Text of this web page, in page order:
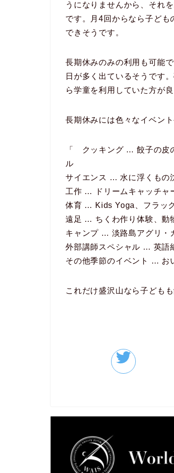
うになりませんから、それ
です。月4回からなら子ど
できそうです。
長期休みのみの利用も可能
日が多く出ているそうです
ら学童を利用していた方が良
長期休みには色々なイベン
「 クッキング … 餃子の皮
ル
サイエンス … 水に浮くもの
工作 … ドリームキャッチャ
体育 … Kids Yoga、フラッ
遠足 … ちくわ作り体験、動
キャンプ … 淡路島アグリ・
外部講師スペシャル … 英語
その他季節のイベント … お
これだけ盛沢山なら子どもも